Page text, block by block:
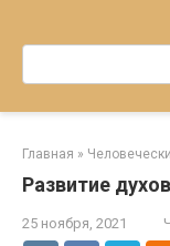
Поиск:
Главная »
Развитие
25 ноября, 2021